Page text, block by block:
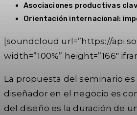
Asociaciones productivas
Orientación internacional:
[soundcloud url=”https://
width=”100%” height=”166″
La propuesta del seminario
diseñador en el negocio es
del diseño es la duración de